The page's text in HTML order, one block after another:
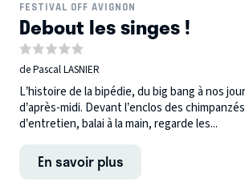
FESTIVAL OFF AVIGNON
Debout les singes !
de Pascal LASNIER
L’histoire de la bipédie, du big bang à nos
d’après-midi. Devant l’enclos des
d’entretien, balai à la main, regarde les...
En savoir plus